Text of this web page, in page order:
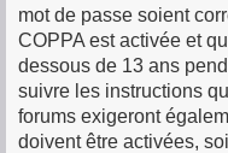
mot de passe soient
COPPA est activée et
dessous de 13 ans
suivre les instructions
forums exigeront
doivent être activées,